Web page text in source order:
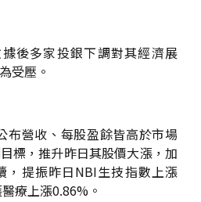
後多家投銀下調對其經濟展
受壓。
布營收、每股盈餘皆高於市場
標，推升昨日其股價大漲，加
，提振昨日NBI生技指數上漲
療上漲0.86%。